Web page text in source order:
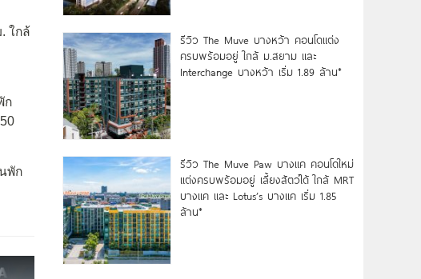
ใกล้
ก
พัก
รีวิว The Muve บางหว้า คอนโดแต่ง
ครบพร้อมอยู่ ใกล้ ม.สยาม และ
Interchange บางหว้า เริ่ม 1.89 ล้าน*
รีวิว The Muve Paw บางแค คอนโดใหม่
แต่งครบพร้อมอยู่ เลี้ยงสัตว์ได้ ใกล้ MRT
บางแค และ Lotus’s บางแค เริ่ม 1.85
ล้าน*